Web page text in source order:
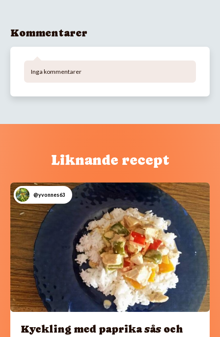
Kommentarer
Inga kommentarer
Liknande recept
@yvonnes63
Kyckling med paprika sås och